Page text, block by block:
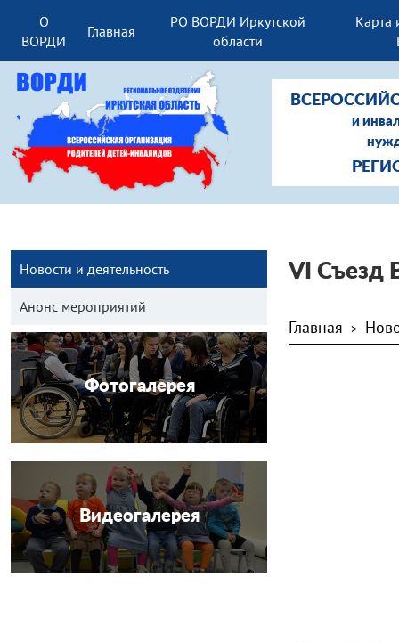
О
ВОРДИ
Главная
РО ВОРДИ Иркутской
области
Карта
и
Новости и деятельность
Анонс мероприятий
Фотогалерея
Видеогалерея
VI
Главная >